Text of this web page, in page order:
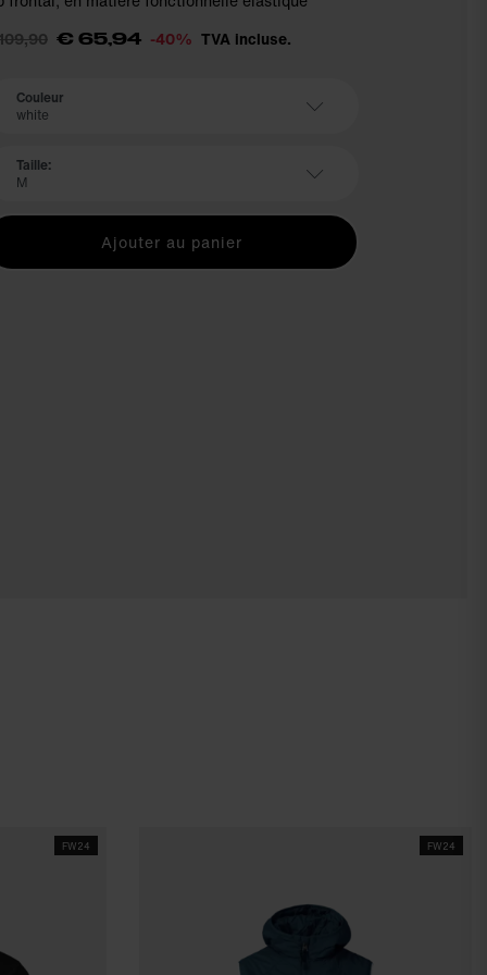
€ 65,94 -40% TVA incluse.
Couleur
white
Taille:
M
Ajouter au panier
FW24 FW24